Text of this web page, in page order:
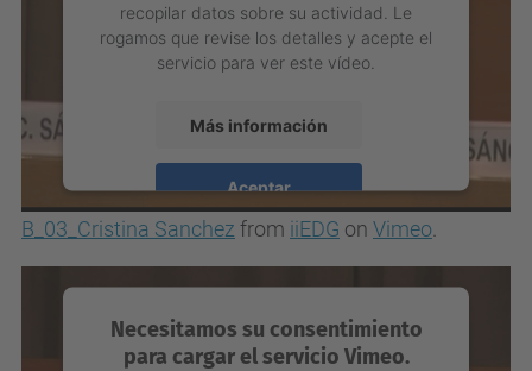
recopilar datos sobre su actividad. Le
rogamos que revise los detalles y acepte el
servicio para ver este vídeo.
Más información
Aceptar
powered byUsercentrics Consent
B_03_Cristina Sanchez from iiEDG on Vimeo
Necesitamos su consentimiento
para cargar el servicio Vimeo.